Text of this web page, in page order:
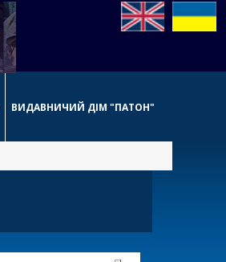
ВИДАВНИЧИЙ ДІМ "ПАТОН"